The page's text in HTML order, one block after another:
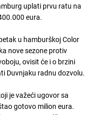
uplati prvu ratu na
eura.
u hamburškoj Color
nove sezone protiv
ovisit će i o brzini
Duvnjaku radnu dozvolu.
je važeći ugovor sa
gotovo milion eura.